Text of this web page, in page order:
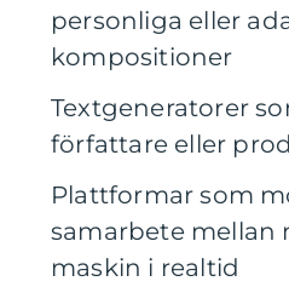
personliga eller
kompositioner
Textgeneratorer
författare eller
Plattformar som
samarbete mellan
maskin i realtid